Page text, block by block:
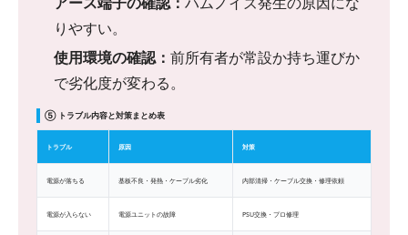
りやすい。
使用環境の確認： 前所有者が常設か持ち運びか
で劣化度が変わる。
⑤ トラブル内容と対策まとめ表
トラブル 原因 対策
電源が落ちる 基板不良・発熱・ケーブル劣化 内部清掃・ケーブル交換・修理依頼
電源が入らない 電源ユニットの故障 PSU交換・プロ修理